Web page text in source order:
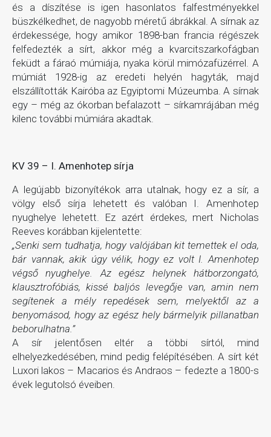
és a díszítése is igen hasonlatos falfestményekkel
büszkélkedhet, de nagyobb méretű ábrákkal. A sírnak az
érdekessége, hogy amikor 1898-ban francia régészek
felfedezték a sírt, akkor még a kvarcitszarkofágban
feküdt a fáraó múmiája, nyaka körül mimózafüzérrel. A
múmiát 1928-ig az eredeti helyén hagyták, majd
elszállították Kairóba az Egyiptomi Múzeumba. A sírnak
egy – még az ókorban befalazott – sírkamrájában még
kilenc további múmiára akadtak.
KV 39 – I. Amenhotep sírja
A legújabb bizonyítékok arra utalnak, hogy ez a sír, a
völgy első sírja lehetett és valóban I. Amenhotep
nyughelye lehetett. Ez azért érdekes, mert Nicholas
Reeves korábban kijelentette:
„Senki sem tudhatja, hogy valójában kit temettek el oda,
bár vannak, akik úgy vélik, hogy ez volt I. Amenhotep
végső nyughelye. Az egész helynek hátborzongató,
klausztrofóbiás, kissé baljós levegője van, amin nem
segítenek a mély repedések sem, melyektől az a
benyomásod, hogy az egész hely bármelyik pillanatban
beborulhatna.”
A sír jelentősen eltér a többi sírtól, mind
elhelyezkedésében, mind pedig felépítésében. A sírt két
Luxori lakos – Macarios és Andraos – fedezte a 1800-s
évek legutolsó éveiben.